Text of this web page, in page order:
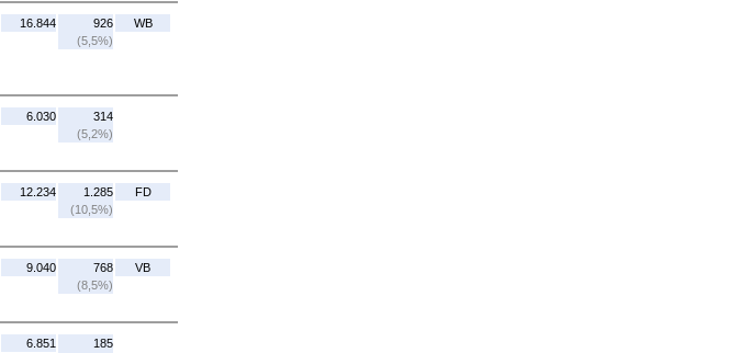
16.844
926
(5,5%)
WB
6.030
314
(5,2%)
12.234
1.285
(10,5%)
FD
9.040
768
(8,5%)
VB
6.851
185